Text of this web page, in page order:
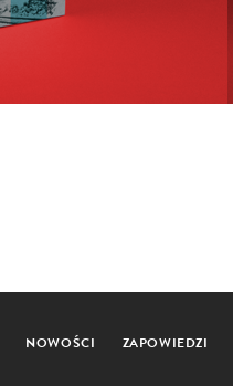
NOWOŚCI ZAPOWIEDZI